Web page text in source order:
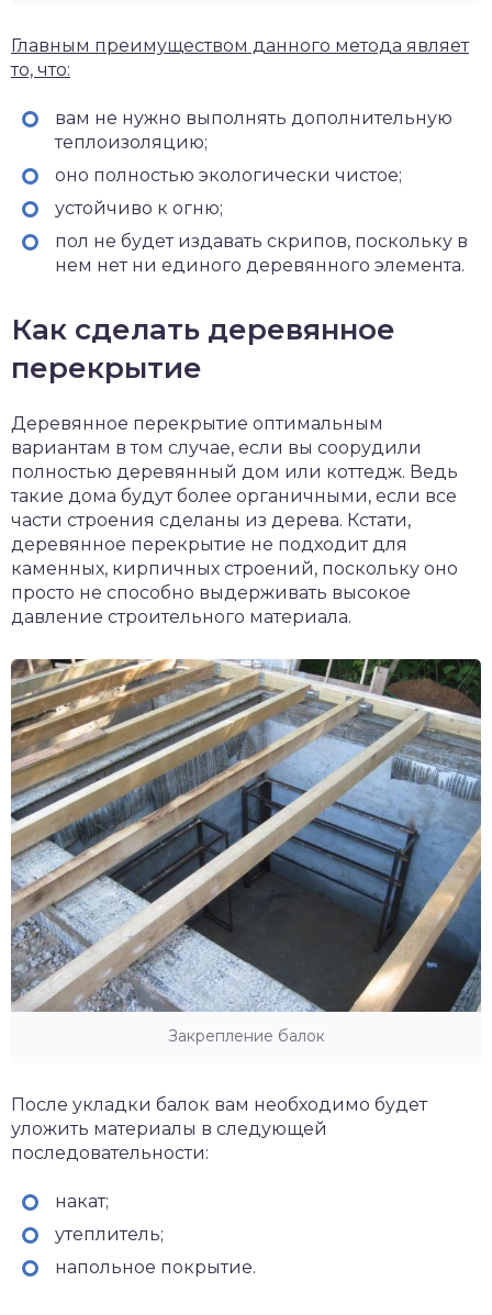
Главным преимуществом данного метода являет
то, что:
вам не нужно выполнять дополнительную
теплоизоляцию;
оно полностью экологически чистое;
устойчиво к огню;
пол не будет издавать скрипов, поскольку в
нем нет ни единого деревянного элемента.
Как сделать деревянное
перекрытие
Деревянное перекрытие оптимальным
вариантам в том случае, если вы соорудили
полностью деревянный дом или коттедж. Ведь
такие дома будут более органичными, если все
части строения сделаны из дерева. Кстати,
деревянное перекрытие не подходит для
каменных, кирпичных строений, поскольку оно
просто не способно выдерживать высокое
давление строительного материала.
Закрепление балок
После укладки балок вам необходимо будет
уложить материалы в следующей
последовательности:
накат;
утеплитель;
напольное покрытие.